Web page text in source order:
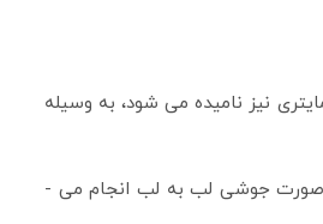
نیز نامیده می ­شود، به وسیله
دلیل نامگذاری اتصالات جوشی پلی ­اتیلن بدین نام این است که اتصال تمامی این اتصالات پلی­ اتیلنی به وسیله دستگاه بات فیوژن و دستگاه جوش پلی اتیلن به صورت جوشی لب به لب انجام می ­